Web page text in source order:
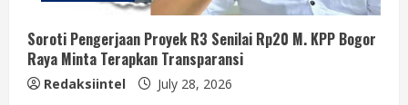
Soroti Pengerjaan Proyek R3 Senilai Rp20 M. KPP Bogor
Raya Minta Terapkan Transparansi
Redaksiintel July 28, 2026